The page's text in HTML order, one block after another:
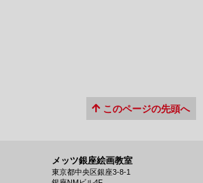
このページの先頭へ
メッツ銀座絵画教室
東京都中央区銀座3-8-1